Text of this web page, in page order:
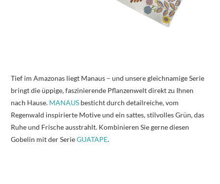
Tief im Amazonas liegt Manaus – und unsere gleichnamige Serie
bringt die üppige, faszinierende Pflanzenwelt direkt zu Ihnen
nach Hause. MANAUS besticht durch detailreiche, vom
Regenwald inspirierte Motive und ein sattes, stilvolles Grün, das
Ruhe und Frische ausstrahlt. Kombinieren Sie gerne diesen
Gobelin mit der SerieGUATAPE.